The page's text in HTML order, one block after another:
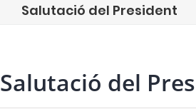
Salutació del President
Salutació del